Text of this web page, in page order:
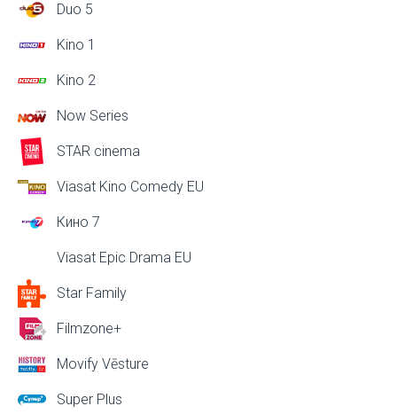
Duo 5
Kino 1
Kino 2
Now Series
STAR cinema
Viasat Kino Comedy EU
Кино 7
Viasat Epic Drama EU
Star Family
Filmzone+
Movify Vēsture
Super Plus